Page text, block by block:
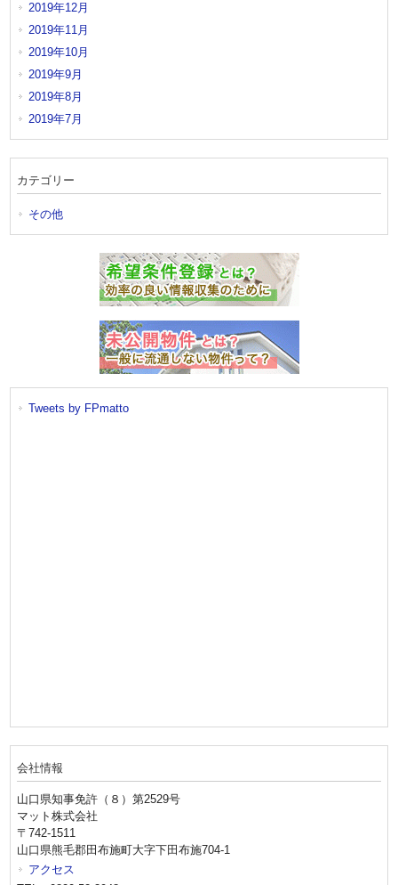
2019年12月
2019年11月
2019年10月
2019年9月
2019年8月
2019年7月
カテゴリー
その他
Tweets by FPmatto
会社情報
山口県知事免許（８）第2529号
マット株式会社
〒742-1511
山口県熊毛郡田布施町大字下田布施704-1
アクセス